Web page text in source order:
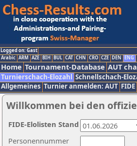
Logged on: Gast
Arabic ARM AZE BIH BUL CAT CHN CRO CZE DEN ENG
Home Tournament-Database AUT
Turnierschach-Elozahl Schnellschach-
Allgemeines Turnier anmelden: AUT FIDE
Willkommen bei den
Personennummer
FIDE-Elolisten Stand